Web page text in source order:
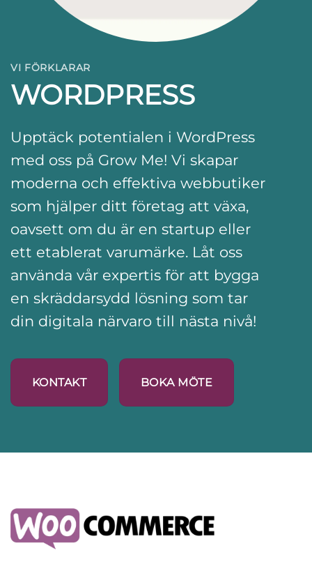
VI FÖRKLARAR
WORDPRESS
Upptäck potentialen i WordPress
med oss på Grow Me! Vi skapar
moderna och effektiva webbutiker
som hjälper ditt företag att växa,
oavsett om du är en startup eller
ett etablerat varumärke. Låt oss
använda vår expertis för att bygga
en skräddarsydd lösning som tar
din digitala närvaro till nästa nivå!
KONTAKT BOKA MÖTE